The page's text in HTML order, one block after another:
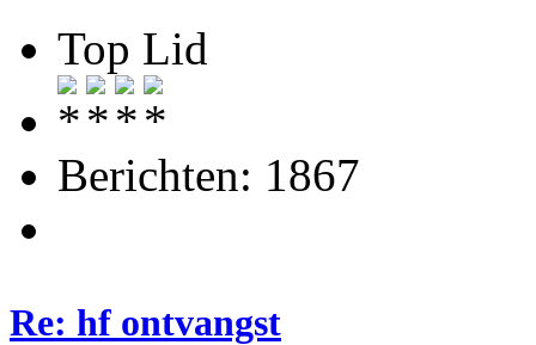
Top Lid
Berichten: 1867
Re: hf ontvangst